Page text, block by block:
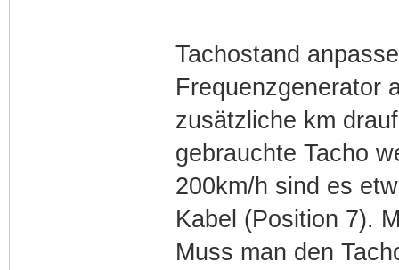
Tachostand
Frequenzgenerator
zusätzliche km
gebrauchte Tacho
200km/h sind es
Kabel (Position 7).
Muss man den